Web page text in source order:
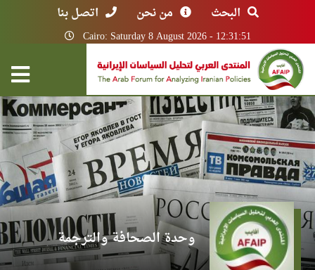
البحث من نحن اتصل بنا
Cairo: Saturday 8 August 2026 - 12:31:51
وحدة الصحافة والترجمة